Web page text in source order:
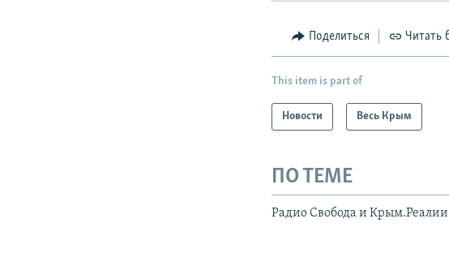
Поделиться Читать
This item is part of
Новости Весь Крым
ПО ТЕМЕ
Радио Свобода и